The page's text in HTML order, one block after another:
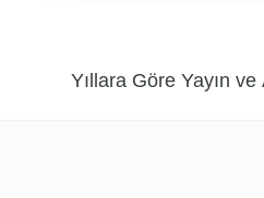
Yıllara Göre Yayın ve